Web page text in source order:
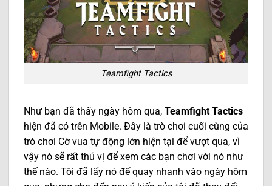
Teamfight Tactics
Như bạn đã thấy ngày hôm qua, Teamfight Tactics
hiện đã có trên Mobile. Đây là trò chơi cuối cùng của
trò chơi Cờ vua tự động lớn hiện tại để vượt qua, vì
vậy nó sẽ rất thú vị để xem các bạn chơi với nó như
thế nào. Tôi đã lấy nó để quay nhanh vào ngày hôm